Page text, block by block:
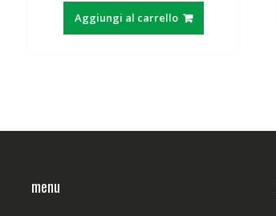
originale
era:
attuale
è:
Aggiungi al carrello
menu